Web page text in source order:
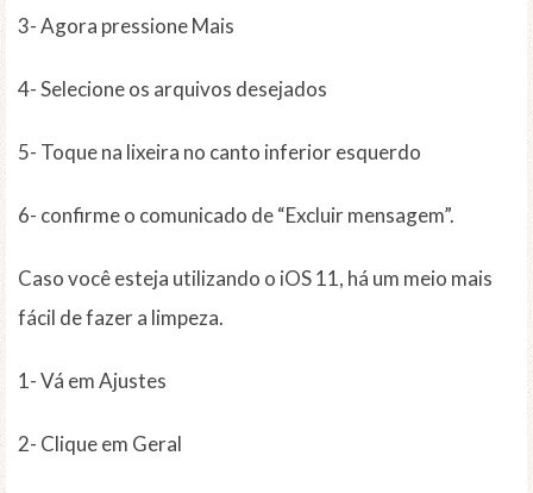
3- Agora pressione Mais
4- Selecione os arquivos desejados
5- Toque na lixeira no canto inferior esquerdo
6- confirme o comunicado de “Excluir mensagem”.
Caso você esteja utilizando o iOS 11, há um meio mais
fácil de fazer a limpeza.
1- Vá em Ajustes
2- Clique em Geral